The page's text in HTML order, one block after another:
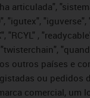
articulada",
"igutex",
,
outros países e
ou pedidos
comercial,